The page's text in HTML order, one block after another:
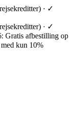
· ✓
· ✓
Gratis afbestilling op
kun 10%